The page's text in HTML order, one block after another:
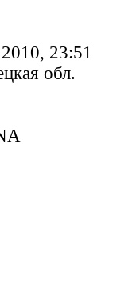
23:51
обл.